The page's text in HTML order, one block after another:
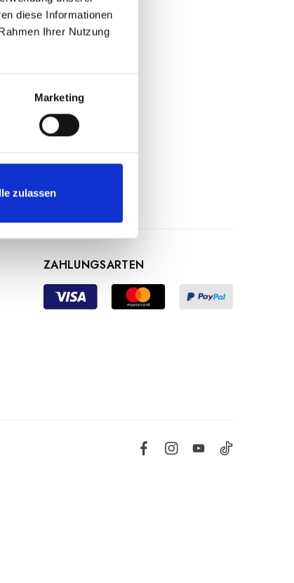
diese Informationen
Ihrer Nutzung
Marketing
zulassen
ihre
werden.
was sie
knackige
ideal zum
Erlebnis.
ZAHLUNGSARTEN